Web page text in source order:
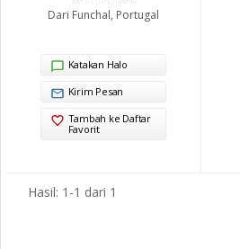
Dari Funchal, Portugal
Katakan Halo
Kirim Pesan
Tambah ke Daftar
Favorit
Hasil: 1-1 dari 1